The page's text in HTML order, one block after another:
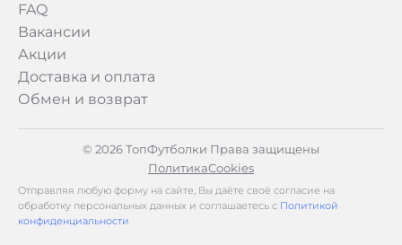
FAQ
Вакансии
Акции
Доставка и оплата
Обмен и возврат
© 2026 ТопФутболки Права защищены
ПолитикаCookies
Отправляя любую форму на сайте, Вы даёте своё согласие на
обработку персональных данных и соглашаетесь с Политикой
конфиденциальности